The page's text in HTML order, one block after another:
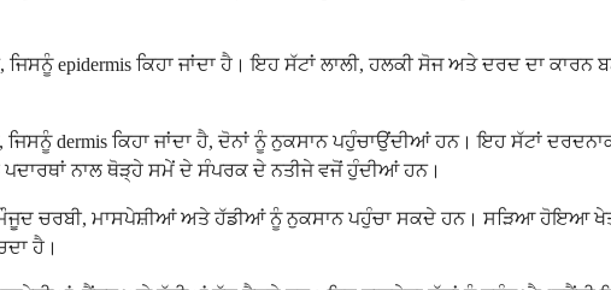
ਜਿਸਨੂੰ epidermis ਕਿਹਾ ਜਾਂਦਾ ਹੈ। ਇਹ ਸੱਟਾਂ ਲਾਲੀ, ਹਲਕੀ ਸੋਜ ਅਤੇ ਦਰਦ ਦਾ
dermis ਕਿਹਾ ਜਾਂਦਾ ਹੈ, ਦੋਨਾਂ ਨੂੰ ਨੁਕਸਾਨ ਪਹੁੰਚਾਉਂਦੀਆਂ ਹਨ। ਇਹ ਸੱਟਾਂ
ਨਾਲ ਥੋੜ੍ਹੇ ਸਮੇਂ ਦੇ ਸੰਪਰਕ ਦੇ ਨਤੀਜੇ ਵਜੋਂ ਹੁੰਦੀਆਂ ਹਨ।
ਚਰਬੀ, ਮਾਸਪੇਸ਼ੀਆਂ ਅਤੇ ਹੱਡੀਆਂ ਨੂੰ ਨੁਕਸਾਨ ਪਹੁੰਚਾ ਸਕਦੇ ਹਨ। ਸੜਿਆ ਹੋਇਆ
ਹੈ।